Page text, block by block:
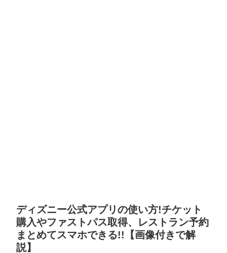
ディズニー公式アプリの使い方!チケット
購入やファストパス取得、レストラン予約
まとめてスマホできる!!【画像付きで解
説】